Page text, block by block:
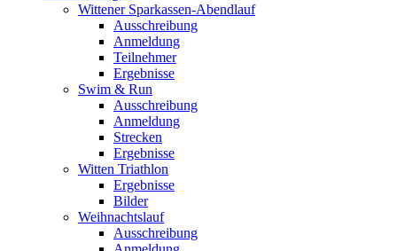
Wittener Sparkassen-Abendlauf
Ausschreibung
Anmeldung
Teilnehmer
Ergebnisse
Swim & Run
Ausschreibung
Anmeldung
Strecken
Ergebnisse
Witten Triathlon
Ergebnisse
Bilder
Weihnachtslauf
Ausschreibung